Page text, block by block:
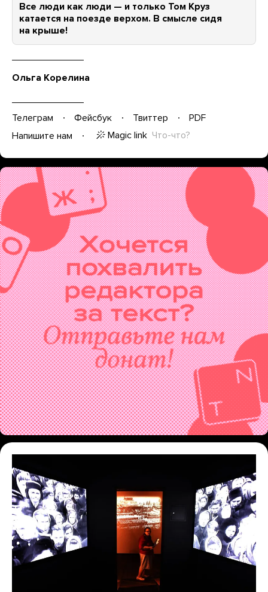
Все люди как люди — и только Том Круз
катается на поезде верхом. В смысле сидя
на крыше!
Ольга Корелина
Телеграм Фейсбук Твиттер
PDF
Напишите нам
Magic link Что-что?